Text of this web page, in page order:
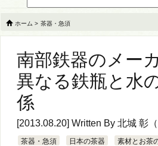
ホーム > 茶器・急須
南部鉄器のメー
異なる鉄瓶と水
係
[2013.08.20] Written By 北城 彰
茶器・急須 日本の茶器 素材とお茶